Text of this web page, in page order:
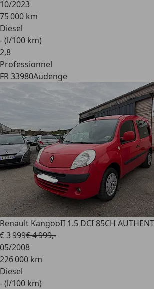
10/2023
75 000 km
Diesel
- (l/100 km)
2,8
Professionnel
FR 33980Audenge
Renault KangooII 1.5 DCI 85CH
€ 3 999€ 4 999,-
05/2008
226 000 km
Diesel
- (l/100 km)